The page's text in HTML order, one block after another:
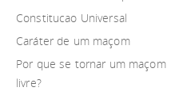
Constitucao Universal
Caráter de um maçom
Por que se tornar um maçom
livre?